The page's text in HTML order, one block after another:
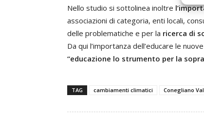
Nello studio si sottolinea inoltre
associazioni di categoria, enti locali,
delle problematiche e per la ricerca di
Da qui l’importanza dell’educare le
“educazione lo strumento per la
TAG cambiamenti climatici Conegliano